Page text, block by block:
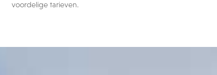
voordelige tarieven.